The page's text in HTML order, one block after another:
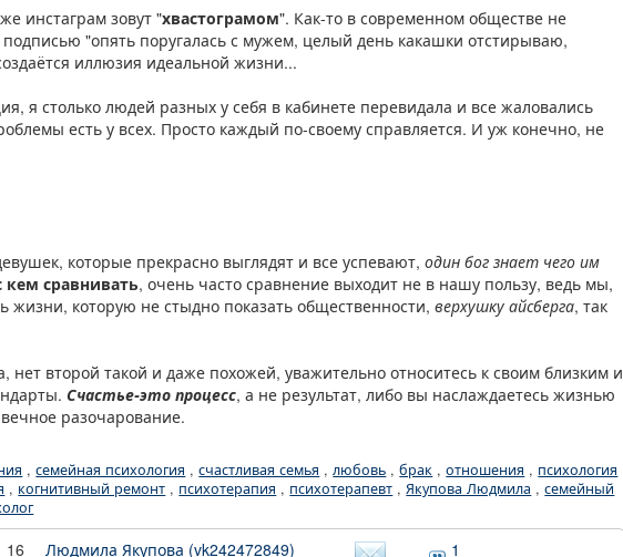
инстаграм зовут "хвастограмом". Как-то в современном обществе не
"опять поругалась с мужем, целый день какашки отстирываю,
иллюзия идеальной жизни...
я столько людей разных у себя в кабинете перевидала и все жаловались
есть у всех. Просто каждый по-своему справляется. И уж конечно, не
которые прекрасно выглядят и все успевают,один бог знает чего им
кем сравнивать, очень часто сравнение выходит не в нашу пользу, ведь мы,
жизни, которую не стыдно показать общественности,верхушку айсберга, так
второй такой и даже похожей, уважительно относитесь к своим близким и
Счастье-это процесс, а не результат, либо вы наслаждаетесь жизнью
разочарование.
,семейная психология ,счастливая семья ,любовь ,брак ,отношения , психология
, когнитивный ремонт , психотерапия , психотерапевт ,Якупова Людмила ,семейный
16 Людмила Якупова (vk242472849) 1